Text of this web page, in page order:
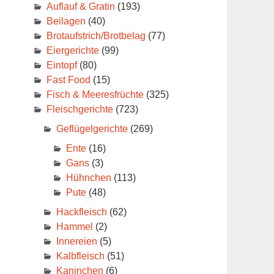
Auflauf & Gratin (193)
Beilagen (40)
Brotaufstrich/Brotbelag (77)
Eiergerichte(99)
Eintopf(80)
Fast Food (15)
Fisch & Meeresfrüchte(325)
Fleischgerichte(723)
Geflügelgerichte(269)
Ente(16)
Gans(3)
Hühnchen (113)
Pute(48)
Hackfleisch (62)
Hammel (2)
Innereien (5)
Kalbfleisch (51)
Kaninchen (6)